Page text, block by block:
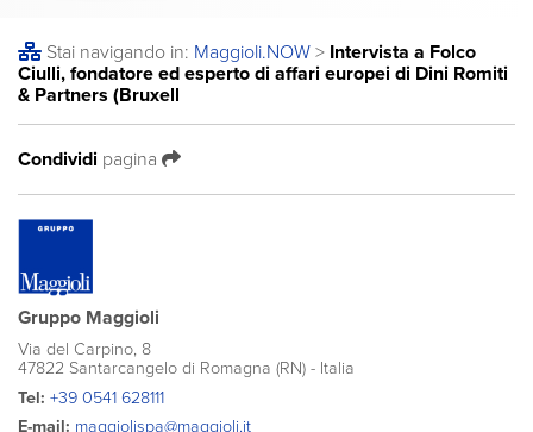
Stai navigando in: Maggioli.NOW > Intervista a Folco
Ciulli, fondatore ed esperto di affari europei di Dini Romiti
& Partners (Bruxell
Condividi pagina
Gruppo Maggioli
Via del Carpino, 8
47822 Santarcangelo di Romagna (RN) - Italia
Tel: +39 0541 628111
E-mail: maggiolispa@maggioli.it